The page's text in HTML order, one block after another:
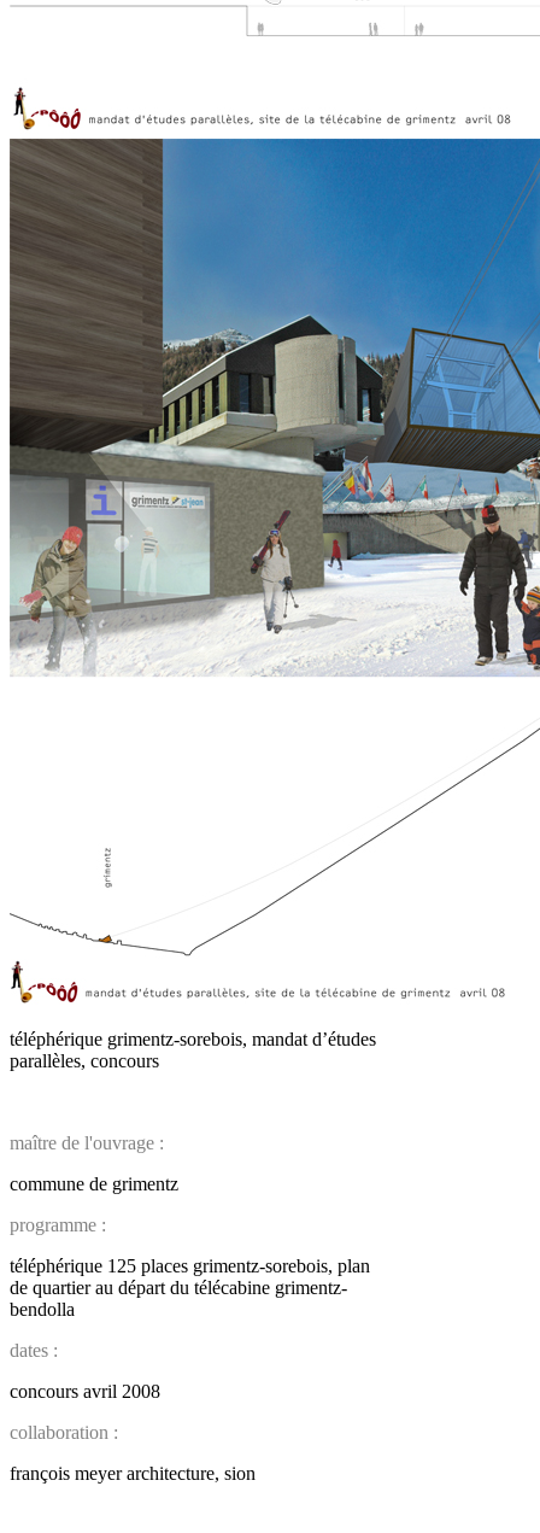
téléphérique grimentz-sorebois, mandat d’études
parallèles, concours
maître de l'ouvrage :
commune de grimentz
programme :
téléphérique 125 places grimentz-sorebois, plan
de quartier au départ du télécabine grimentz-
bendolla
dates :
concours avril 2008
collaboration :
françois meyer architecture, sion